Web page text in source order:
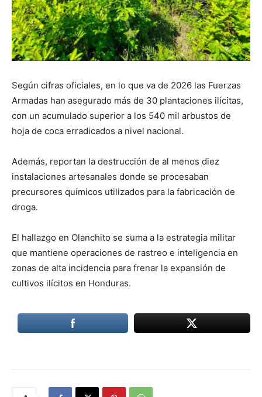
Según cifras oficiales, en lo que va de 2026 las Fuerzas
Armadas han asegurado más de 30 plantaciones ilícitas,
con un acumulado superior a los 540 mil arbustos de
hoja de coca erradicados a nivel nacional.
Además, reportan la destrucción de al menos diez
instalaciones artesanales donde se procesaban
precursores químicos utilizados para la fabricación de
droga.
El hallazgo en Olanchito se suma a la estrategia militar
que mantiene operaciones de rastreo e inteligencia en
zonas de alta incidencia para frenar la expansión de
cultivos ilícitos en Honduras.